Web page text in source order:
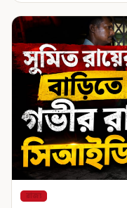
রাজ্য